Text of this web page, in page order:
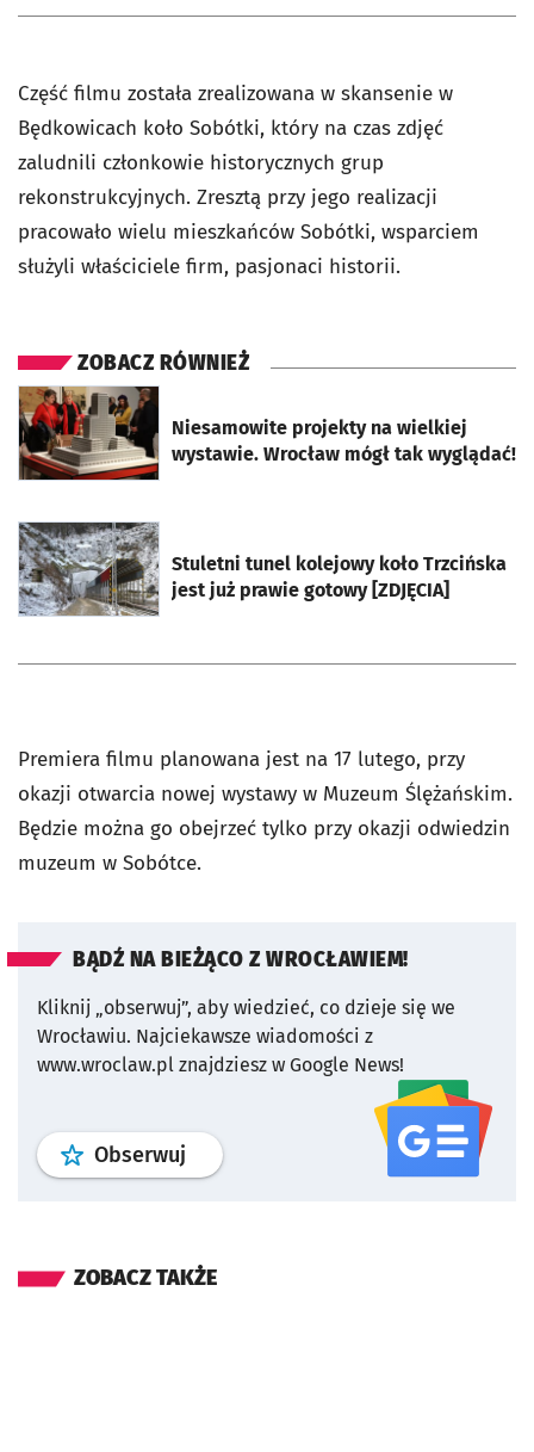
Część filmu została zrealizowana w skansenie w
Będkowicach koło Sobótki, który na czas zdjęć
zaludnili członkowie historycznych grup
rekonstrukcyjnych. Zresztą przy jego realizacji
pracowało wielu mieszkańców Sobótki, wsparciem
służyli właściciele firm, pasjonaci historii.
ZOBACZ RÓWNIEŻ
Niesamowite projekty na wielkiej
wystawie. Wrocław mógł tak wyglądać!
otworzy się w nowej karcie
Stuletni tunel kolejowy koło Trzcińska
jest już prawie gotowy [ZDJĘCIA]
otworzy się w nowej karcie
Premiera filmu planowana jest na 17 lutego, przy
okazji otwarcia nowej wystawy w Muzeum Ślężańskim.
Będzie można go obejrzeć tylko przy okazji odwiedzin
muzeum w Sobótce.
BĄDŹ NA BIEŻĄCO Z WROCŁAWIEM!
Kliknij „obserwuj”, aby wiedzieć, co dzieje się we
Wrocławiu. Najciekawsze wiadomości z
www.wroclaw.pl znajdziesz w Google News!
Obserwuj profil serwisu
ZOBACZ TAKŻE